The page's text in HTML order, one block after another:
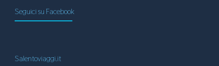
Seguici su Facebook
Salentoviaggi.it